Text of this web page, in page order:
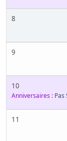
8
9
10
Anniversaires : Pas
11